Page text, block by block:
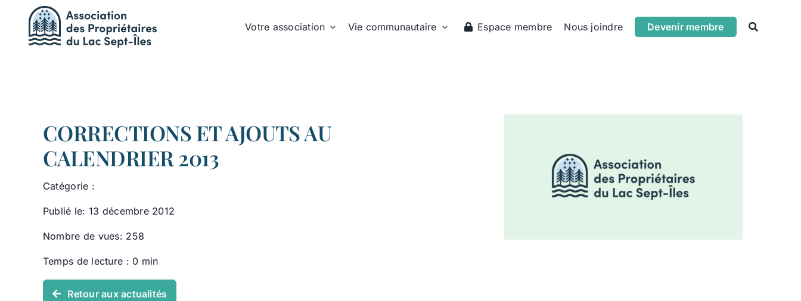
Passer
contenu
Votre association Vie communautaire Espace membre Nous joindre Devenir membre
CORRECTIONS ET AJOUTS AU
CALENDRIER 2013
Catégorie :
Publié le: 13 décembre 2012
Nombre de vues: 258
Temps de lecture : 0 min
Retour aux actualités